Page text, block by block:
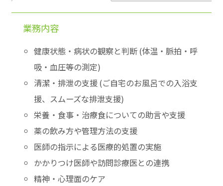
業務内容
健康状態・病状の観察と判断 (体温・脈拍・呼
吸・血圧等の測定)
清潔・排泄の支援 (ご自宅のお風呂での入浴支
援、スムーズな排泄支援)
栄養・食事・治療食についての助言や支援
薬の飲み方や管理方法の支援
医師の指示による医療的処置の実施
かかりつけ医師や訪問診療医との連携
精神・心理面のケア